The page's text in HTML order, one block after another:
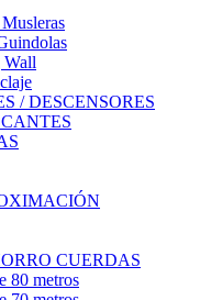
Wall
/ DESCENSORES
CUERDAS
80 metros